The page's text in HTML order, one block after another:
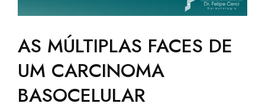
AS MÚLTIPLAS FACES DE
UM CARCINOMA
BASOCELULAR